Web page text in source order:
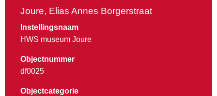
Joure, Elias Annes Borgerstraat
Instellingsnaam
HWS museum Joure
Objectnummer
df0025
Objectcategorie